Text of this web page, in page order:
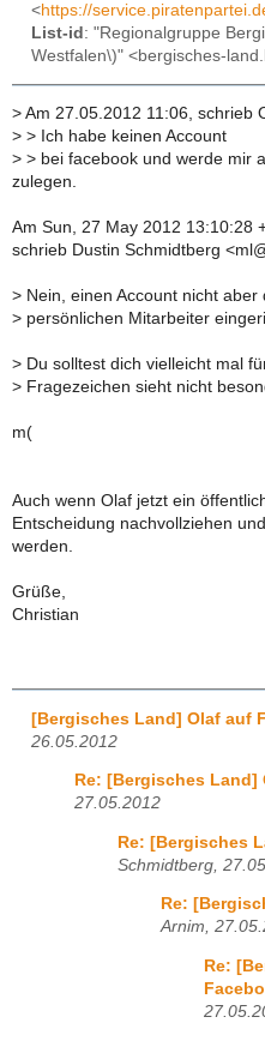
<https://
List-id : "Regionalgruppe
Westfalen\)" <bergisches-
> Am 27.05.2012 11:06, schrieb
> > Ich habe keinen Account
> > bei facebook und werde mir
zulegen.
Am Sun, 27 May 2012 13:10:28
schrieb Dustin Schmidtberg
> Nein, einen Account nicht
> persönlichen Mitarbeiter
> Du solltest dich vielleicht mal
> Fragezeichen sieht nicht
m(
Auch wenn Olaf jetzt ein
Entscheidung nachvollziehen
werden.
Grüße,
Christian
[Bergisches Land] Olaf auf
26.05.2012
Re: [Bergisches Land]
27.05.2012
Re: [Bergisches
Schmidtberg,
Re:
Arnim,
Re: